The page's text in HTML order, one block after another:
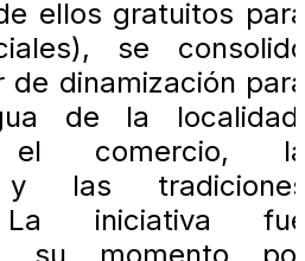
ellos gratuitos
se
de dinamización
de la
el comercio,
y las
La iniciativa